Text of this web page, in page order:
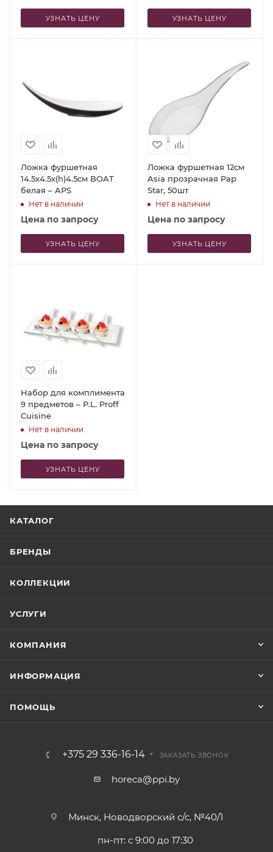
УЗНАТЬ ЦЕНУ УЗНАТЬ ЦЕНУ
Ложка фуршетная
14.5x4.5x(h)4.5см BOAT
белая – APS
Нет в наличии
Цена по запросу
УЗНАТЬ ЦЕНУ
Ложка фуршетная 12см
Asia прозрачная Pap
Star, 50шт
Нет в наличии
Цена по запросу
УЗНАТЬ ЦЕНУ
Набор для комплимента
9 предметов – P.L. Proff
Cuisine
Нет в наличии
Цена по запросу
УЗНАТЬ ЦЕНУ
КАТАЛОГ
БРЕНДЫ
КОЛЛЕКЦИИ
УСЛУГИ
КОМПАНИЯ
ИНФОРМАЦИЯ
ПОМОЩЬ
+375 29 336-16-14 ЗАКАЗАТЬ ЗВОНОК
horeca@ppi.by
Минск, Новодворский с/с, №40/1
пн-пт: с 9:00 до 17:30